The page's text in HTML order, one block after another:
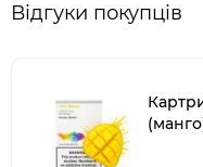
Відгуки покупців